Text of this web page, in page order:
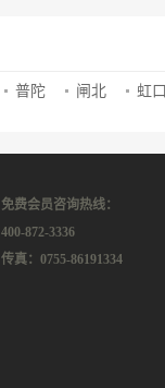
普陀 闸北 虹口
免费会员咨询热线：
400-872-3336
传真：0755-86191334